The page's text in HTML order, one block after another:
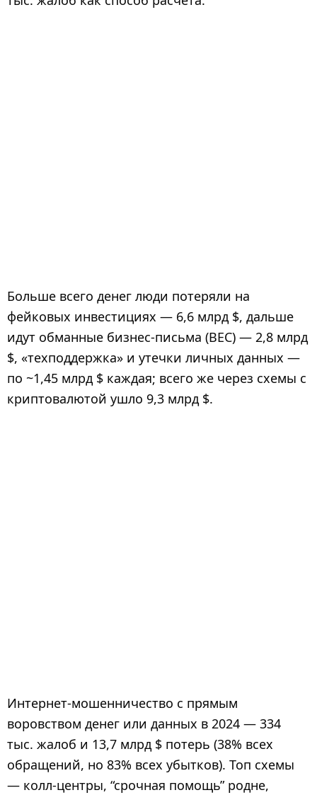
Больше всего денег люди потеряли на
фейковых инвестициях — 6,6 млрд $, дальше
идут обманные бизнес-письма (BEC) — 2,8 млрд
$, «техподдержка» и утечки личных данных —
по ~1,45 млрд $ каждая; всего же через схемы с
криптовалютой ушло 9,3 млрд $.
Интернет-мошенничество с прямым
воровством денег или данных в 2024 — 334
тыс. жалоб и 13,7 млрд $ потерь (38% всех
обращений, но 83% всех убытков). Топ схемы
— колл-центры, “срочная помощь” родне,